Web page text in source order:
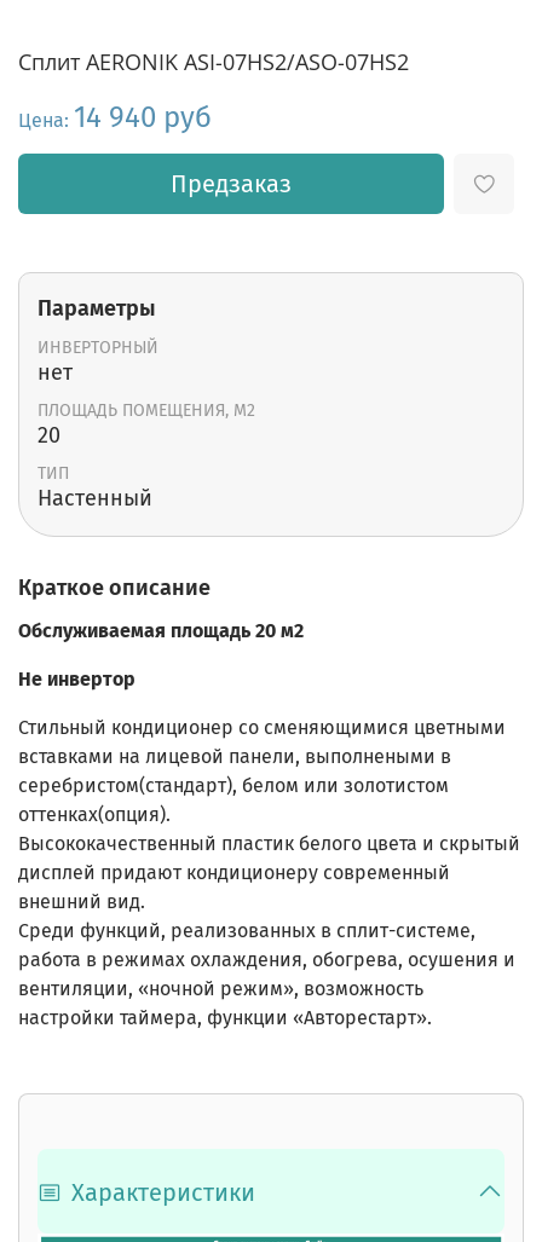
Сплит AERONIK ASI-07HS2/ASO-07HS2
Цена: 14 940 руб
Предзаказ
Параметры
ИНВЕРТОРНЫЙ
нет
ПЛОЩАДЬ ПОМЕЩЕНИЯ, М2
20
ТИП
Настенный
Краткое описание
Обслуживаемая площадь 20 м2
Не инвертор
Стильный кондиционер со сменяющимися цветными
вставками на лицевой панели, выполнеными в
серебристом(стандарт), белом или золотистом
оттенках(опция).
Высококачественный пластик белого цвета и скрытый
дисплей при­дают кондиционеру современный
внешний вид.
Среди функций, реализованных в сплит-системе,
работа в режимах охлаждения, обогрева, осушения и
вентиляции, «ночной режим», возможность
настройки таймера, функции «Авторестарт».
Характеристики